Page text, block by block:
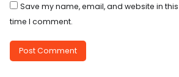
Save my name, email, and website in
time I comment.